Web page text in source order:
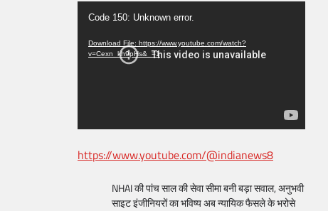
Video
Player
Code 150: Unknown error.
Download File: https://www.youtube.com/watch?
v=Cexn_kh9pHs&_=1
https://www.youtube.com/@indianews8
NHAI की पांच साल की सेवा सीमा बनी बड़ा सवाल, अनुभवी
साइट इंजीनियरों का भविष्य अब न्यायिक फैसले के भरोसे